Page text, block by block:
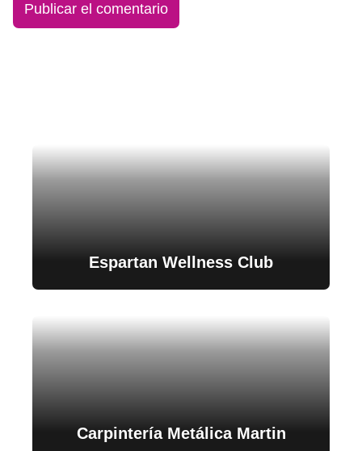
Espartan Wellness Club
Carpintería Metálica Martin